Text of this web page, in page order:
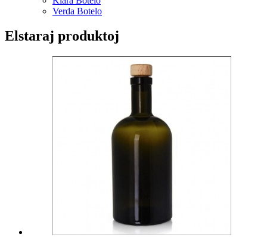
Verda Botelo
Elstaraj produktoj